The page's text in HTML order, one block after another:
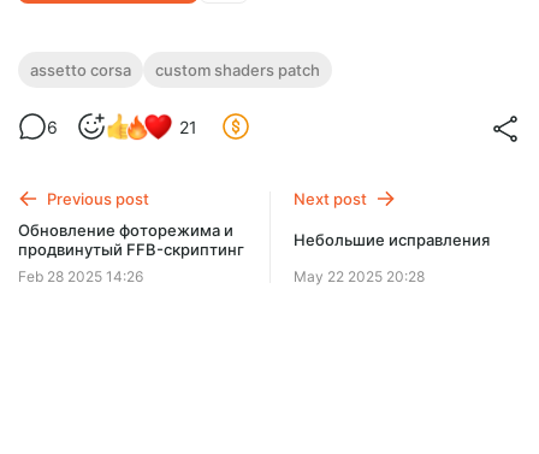
Новое главное меню
Новое главное меню, множество улучшений интерфейса и
стабильности, а также важные фиксы
Превью версии Custom Shaders Patch
assetto corsa custom shaders patch
6 21
Previous post
Обновление фоторежима и
продвинутый FFB-скриптинг
Feb 28 2025 14:26
Next post
Небольшие исправления
May 22 2025 20:28